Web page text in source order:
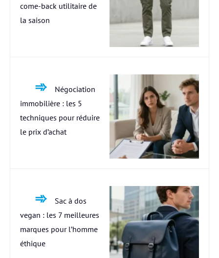
come-back utilitaire de
la saison
Négociation
immobilière : les 5
techniques pour réduire
le prix d’achat
Sac à dos
vegan : les 7 meilleures
marques pour l’homme
éthique